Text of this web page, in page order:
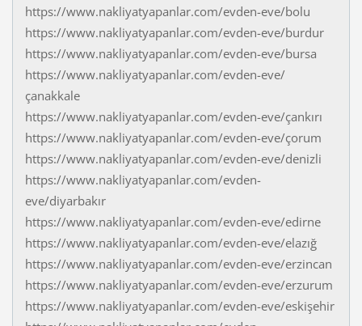
https://www.nakliyatyapanlar.com/evden-eve/bolu
https://www.nakliyatyapanlar.com/evden-eve/burdur
https://www.nakliyatyapanlar.com/evden-eve/bursa
https://www.nakliyatyapanlar.com/evden-eve/
çanakkale
https://www.nakliyatyapanlar.com/evden-eve/çankırı
https://www.nakliyatyapanlar.com/evden-eve/çorum
https://www.nakliyatyapanlar.com/evden-eve/denizli
https://www.nakliyatyapanlar.com/evden-
eve/diyarbakır
https://www.nakliyatyapanlar.com/evden-eve/edirne
https://www.nakliyatyapanlar.com/evden-eve/elazığ
https://www.nakliyatyapanlar.com/evden-eve/erzincan
https://www.nakliyatyapanlar.com/evden-eve/erzurum
https://www.nakliyatyapanlar.com/evden-eve/eskişehir